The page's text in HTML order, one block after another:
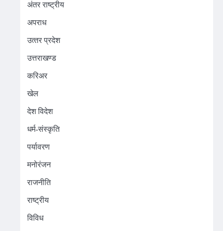
अंतर राष्ट्रीय
अपराध
उत्‍तर प्रदेश
उत्तराखण्ड
करिअर
खेल
देश विदेश
धर्म-संस्कृति
पर्यावरण
मनोरंजन
राजनीति
राष्ट्रीय
विविध